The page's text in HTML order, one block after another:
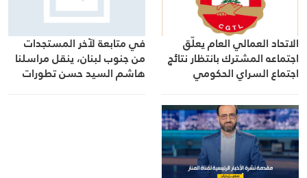
الاتحاد العمالي العام يعلّق
اجتماعه المشترك بانتظار نتائج
اجتماع السراي الحكومي
في متابعة لآخر المستجدات
من جنوب لبنان، ينقل مراسلنا
هاشم السيد حسن تطورات